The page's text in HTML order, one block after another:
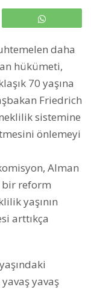
daha
hükümeti,
70 yaşına
Friedrich
sistemine
önlemeyi
Alman
bir reform
yaşının
arttıkça
yavaş